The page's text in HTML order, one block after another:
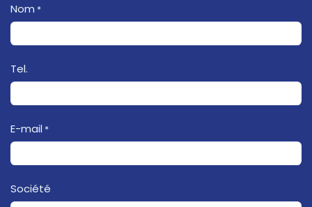
Nom *
Tel.
E-mail *
Société